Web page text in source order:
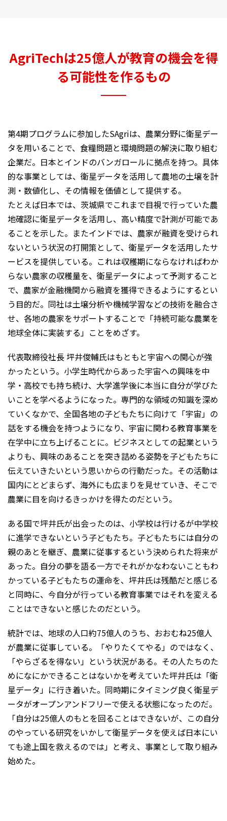
AgriTechは25億人が教育の機会を得
る可能性を作るもの
第4期プログラムに参加したSAgriは、農業分野に衛星デー
タを用いることで、食糧問題と環境問題の解決に取り組む
企業だ。日本とインドのバンガロールに拠点を持つ。具体
的な事業としては、衛星データを活用して農地の土壌を計
測・数値化し、その情報を価値として提供する。
たとえば日本では、茨城県でこれまで目視で行っていた農
地確認に衛星データを活用し、高い精度で計測が可能であ
ることを示した。またインドでは、農家が融資を受けられ
ないという状況の打開策として、衛星データを活用したサ
ービスを提供している。これは収穫期にならなければわか
らない農家の収穫量を、衛星データによって予測すること
で、農家が金融機関から融資を獲得できるようにするとい
う目的だ。同社は土壌分析や機械学習などの技術を融合さ
せ、各地の農家をサポートすることで「持続可能な農業を
地球全体に実装する」ことをめざす。
代表取締役社長 坪井俊輔氏はもともと宇宙への関心が強
かったという。小学生時代からあった宇宙への興味を中
学・高校でも持ち続け、大学進学後に本当に自分が学びた
いことを学べるようになった。専門的な領域の知識を深め
ていくなかで、全国各地の子どもたちに向けて「宇宙」の
話をする機会を持つようになり、宇宙に関わる教育事業を
在学中に立ち上げることに。ビジネスとしての起業という
よりも、興味のあることを突き詰める姿勢を子どもたちに
伝えていきたいという思いからの行動だった。その活動は
国内にとどまらず、海外にも広まりを見せていき、そこで
農業に目を向けるきっかけを得たのだという。
ある国で坪井氏が出会ったのは、小学校は行けるが中学校
に進学できないという子どもたち。子どもたちには自分の
親のあとを継ぎ、農業に従事するという決められた将来が
あった。自分の夢を語る一方でそれがかなわないこともわ
かっている子どもたちの運命を、坪井氏は残酷だと感じる
と同時に、今自分が行っている教育事業ではそれを変える
ことはできないと感じたのだという。
統計では、地球の人口約75億人のうち、おおむね25億人
が農業に従事している。「やりたくてやる」のではなく、
「やらざるを得ない」という状況がある。その人たちのた
めになにかできることはないかを考えていた坪井氏は「衛
星データ」に行き着いた。同時期にタイミング良く衛星デ
ータがオープンアンドフリーで使える状態になったのだ。
「自分は25億人のもとを回ることはできないが、この自分
のやっている研究をいかして衛星データを使えば日本にい
ても途上国を救えるのでは」と考え、事業として取り組み
始めた。